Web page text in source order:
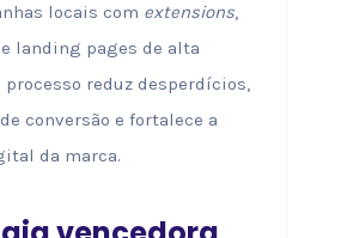
locais com extensions,
landing pages de alta
processo reduz desperdícios,
conversão e fortalece a
da marca.